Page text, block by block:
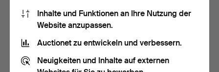
BMW Isetta, Moto Coupe,
Armbanduhr, Automa…
Beendet 6. Aug 2026
8 Gebote
FOSSIL FS-4197,
Armbanduhr, Automatik,
5 Gebote
Inhalte und Funktionen an Ihre Nutzung der
Website anzupassen.
Auctionet zu entwickeln und verbessern.
Neuigkeiten und Inhalte auf externen